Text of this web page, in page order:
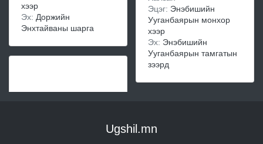
хээр
Эх: Доржийн
Энхтайваны шарга
Эцэг: Энэбишийн
Ууганбаярын монхор
хээр
Эх: Энэбишийн
Ууганбаярын тамгатын
зээрд
Ugshil.mn